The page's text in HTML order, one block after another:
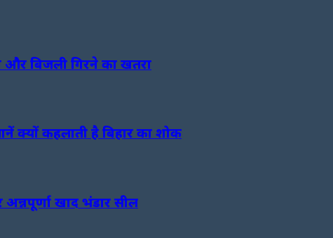
और बिजली गिरने का खतरा
क्यों कहलाती है बिहार का शोक
खाद भंडार सील